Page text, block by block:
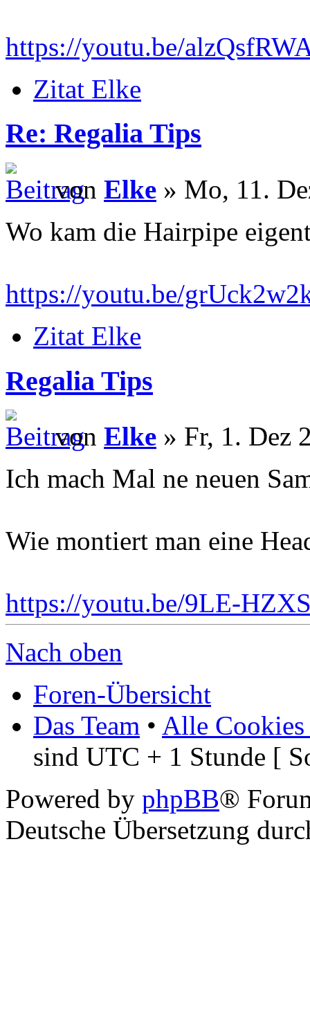
https://youtu.be/
Zitat Elke
Re: Regalia Tips
von Elke » Mo, 11.
Wo kam die Hairpipe
https://youtu.be/
Zitat Elke
Regalia Tips
von Elke » Fr, 1. Dez
Ich mach Mal ne neuen
Wie montiert man eine
https://youtu.be/9LE-
Nach oben
Foren-Übersicht
Das Team • Alle Cookies
sind UTC + 1 Stunde [
Powered by phpBB®
Deutsche Übersetzung